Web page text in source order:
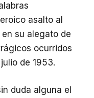
asalto al
su alegato de
ocurridos
de 1953.
duda alguna el